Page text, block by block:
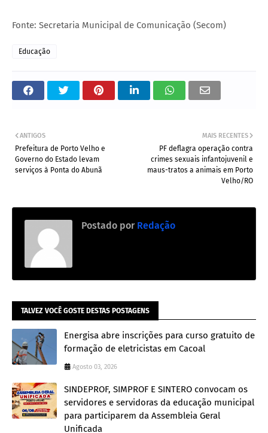
Fonte: Secretaria Municipal de Comunicação (Secom)
Educação
MAIS RECENTES
PF deflagra operação contra
crimes sexuais infantojuvenil e
maus-tratos a animais em Porto
Velho/RO
ANTIGOS
Prefeitura de Porto Velho e
Governo do Estado levam
serviços à Ponta do Abunã
Postado por Redação
TALVEZ VOCÊ GOSTE DESTAS POSTAGENS
Energisa abre inscrições para curso gratuito de
formação de eletricistas em Cacoal
Agosto 03, 2026
SINDEPROF, SIMPROF E SINTERO convocam os
servidores e servidoras da educação municipal
para participarem da Assembleia Geral
Unificada